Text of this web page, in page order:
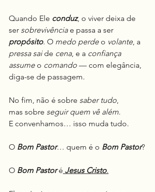
Quando Ele conduz, o viver deixa de
ser sobrevivência e passa a ser
propósito. O medo perde o volante, a
pressa sai de cena, e a confiança
assume o comando — com elegância,
diga-se de passagem.
No fim, não é sobre saber tudo,
mas sobre seguir quem vê além.
E convenhamos… isso muda tudo.
O Bom Pastor… quem é o Bom Pastor?
O Bom Pastor é Jesus Cristo.